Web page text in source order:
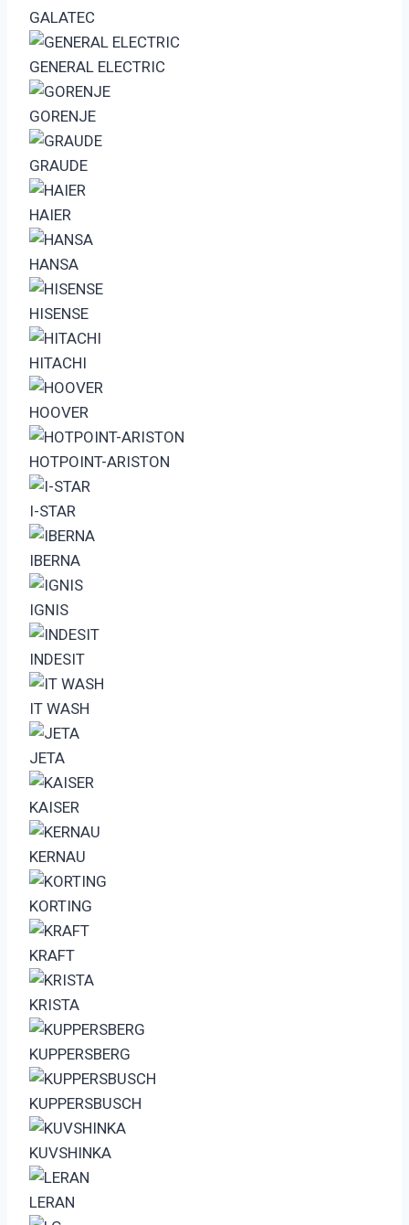
GALATEC
GENERAL ELECTRIC
GORENJE
GRAUDE
HAIER
HANSA
HISENSE
HITACHI
HOOVER
HOTPOINT-ARISTON
I-STAR
IBERNA
IGNIS
INDESIT
IT WASH
JETA
KAISER
KERNAU
KORTING
KRAFT
KRISTA
KUPPERSBERG
KUPPERSBUSCH
KUVSHINKA
LERAN